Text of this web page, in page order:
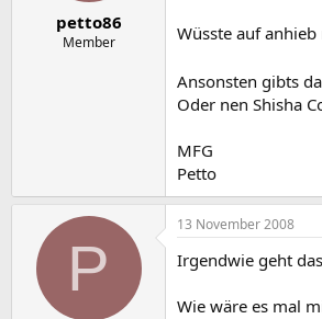
petto86
Member Wüsste auf
Ansonsten gibts
Oder nen Shisha
MFG
Petto
P
13 November 2008
Irgendwie geht
Wie wäre es mal